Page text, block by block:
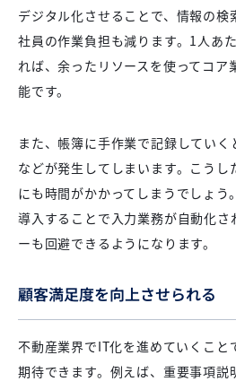
デジタル化させることで、情報の検
社員の作業負担も減ります。1人あ
れば、余ったリソースを使ってコア
能です。
また、帳簿に手作業で記録してい
などが発生してしまいます。こうし
にも時間がかかってしまうでしょう
導入することで入力業務が自動化さ
ーも回避できるようになります。
顧客満足度を向上させられる
不動産業界でIT化を進めていくこと
期待できます。例えば、重要事項説